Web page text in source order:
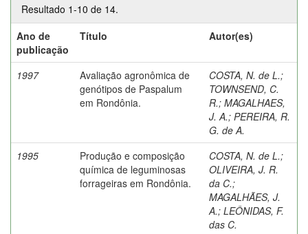
Resultado 1-10 de 14.
Ano de
publicação
Título Autor(es)
1997
Avaliação agronômica de
genótipos de Paspalum
em Rondônia.
COSTA, N. de L.;
TOWNSEND, C.
R.; MAGALHAES,
J. A.; PEREIRA, R.
G. de A.
1995
Produção e composição
química de leguminosas
forrageiras em Rondônia.
COSTA, N. de L.;
OLIVEIRA, J. R.
da C.;
MAGALHÃES, J.
A.; LEÔNIDAS, F.
das C.